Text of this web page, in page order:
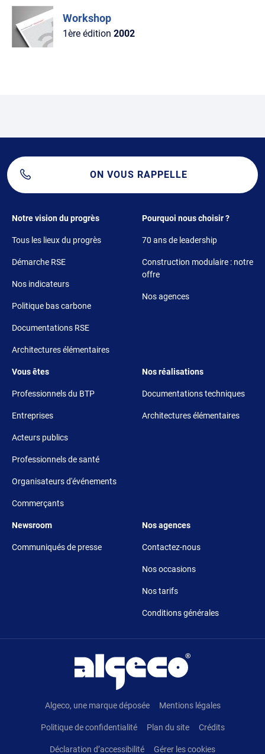
Workshop
1ère édition 2002
ON VOUS RAPPELLE
Footer 1
Notre vision du progrès
Tous les lieux du progrès
Démarche RSE
Nos indicateurs
Politique bas carbone
Documentations RSE
Architectures élémentaires
Footer 2
Pourquoi nous choisir ?
70 ans de leadership
Construction modulaire : notre
offre
Nos agences
Footer 3
Vous êtes
Professionnels du BTP
Entreprises
Acteurs publics
Professionnels de santé
Organisateurs d'événements
Commerçants
Footer 4
Nos réalisations
Documentations techniques
Architectures élémentaires
Footer 5
Newsroom
Communiqués de presse
Footer 6
Nos agences
Contactez-nous
Nos occasions
Nos tarifs
Conditions générales
Algeco, une marque déposée Mentions légales
Politique de confidentialité Plan du site Crédits
Déclaration d’accessibilité Gérer les cookies